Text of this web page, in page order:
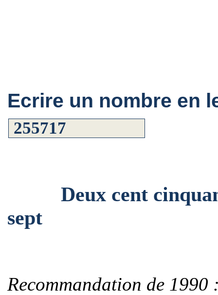
Ecrire un nombre en
Deux cent
sept
Recommandation de 1990